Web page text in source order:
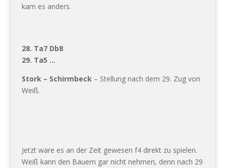
kam es anders.
28. Ta7 Db8
29. Ta5 …
Stork – Schirmbeck– Stellung nach dem 29. Zug von
Weiß.
Jetzt wäre es an der Zeit gewesen f4 direkt zu spielen.
Weiß kann den Bauern gar nicht nehmen, denn nach 29